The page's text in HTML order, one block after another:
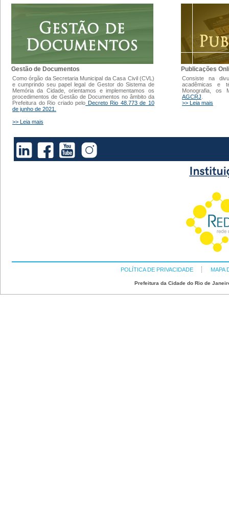
Gestão de Documentos
Como órgão da Secretaria Municipal da Casa Civil (CVL)
e cumprindo seu papel legal de Gestor do Sistema de
Memória da Cidade, orientamos e implementamos os
procedimentos de Gestão de Documentos no âmbito da
Prefeitura do Rio criado pelo Decreto Rio 48.773 de 10
de junho de 2021.
>> Leia mais
Publicações
Consiste na
acadêmicas e
Monografia, os
AGCRJ
>> Leia mais
POLÍTICA DE PRIVACIDADE MAPA
Prefeitura da Cidade do Rio de